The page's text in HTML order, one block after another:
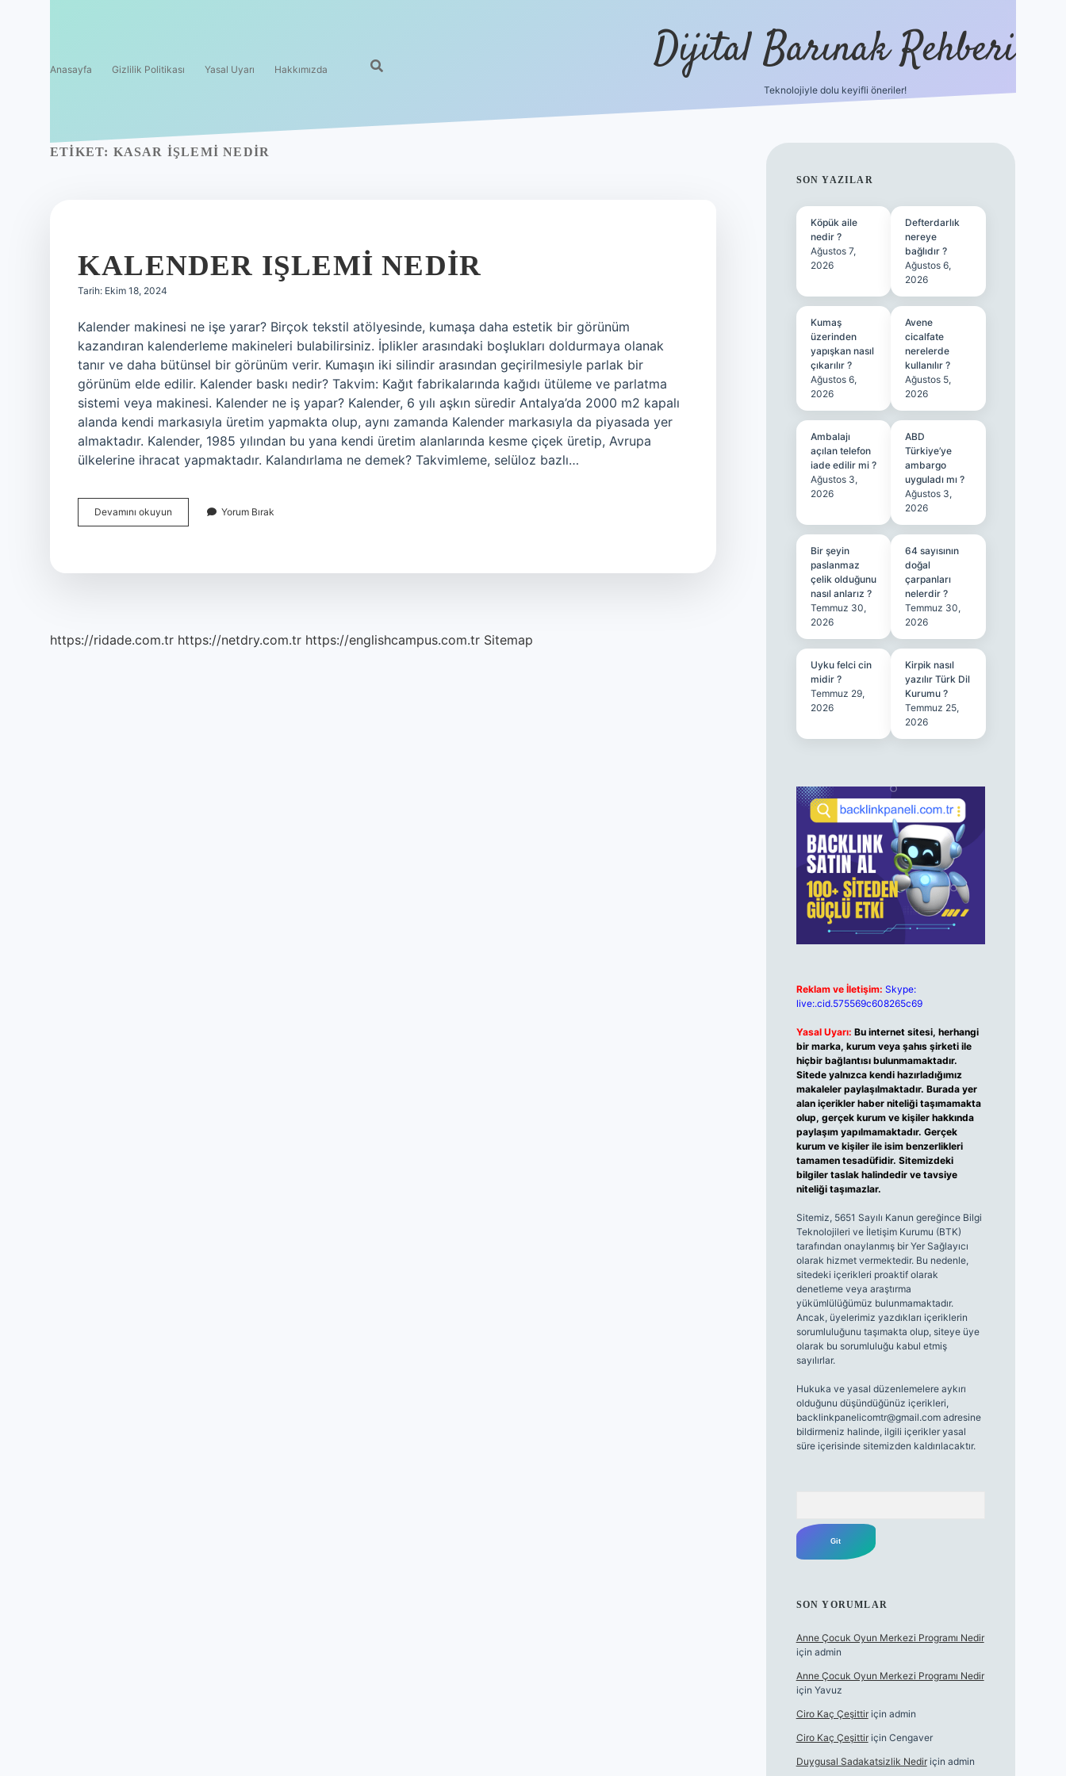
Anasayfa Gizlilik Politikası Yasal Uyarı Hakkımızda Dijital Barınak Rehberi
Teknolojiyle dolu keyifli öneriler!
ETIKET: KASAR IŞLEMI NEDIR
KALENDER IŞLEMI NEDIR
Tarih: Ekim 18, 2024
Kalender makinesi ne işe yarar? Birçok tekstil atölyesinde, kumaşa daha estetik bir görünüm
kazandıran kalenderleme makineleri bulabilirsiniz. İplikler arasındaki boşlukları doldurmaya olanak
tanır ve daha bütünsel bir görünüm verir. Kumaşın iki silindir arasından geçirilmesiyle parlak bir
görünüm elde edilir. Kalender baskı nedir? Takvim: Kağıt fabrikalarında kağıdı ütüleme ve parlatma
sistemi veya makinesi. Kalender ne iş yapar? Kalender, 6 yılı aşkın süredir Antalya’da 2000 m2 kapalı
alanda kendi markasıyla üretim yapmakta olup, aynı zamanda Kalender markasıyla da piyasada yer
almaktadır. Kalender, 1985 yılından bu yana kendi üretim alanlarında kesme çiçek üretip, Avrupa
ülkelerine ihracat yapmaktadır. Kalandırlama ne demek? Takvimleme, selüloz bazlı…
Devamını okuyun Kalender
Işlemi
Yorum Bırak
https://ridade.com.tr https://netdry.com.tr https://englishcampus.com.tr Sitemap
SIDEBAR
SON YAZILAR
Köpük aile
nedir ?
Ağustos 7,
2026
Defterdarlık
nereye
bağlıdır ?
Ağustos 6,
2026
Kumaş
üzerinden
yapışkan nasıl
çıkarılır ?
Ağustos 6,
2026
Avene
cicalfate
nerelerde
kullanılır ?
Ağustos 5,
2026
Ambalajı
açılan telefon
iade edilir mi ?
Ağustos 3,
2026
ABD
Türkiye’ye
ambargo
uyguladı mı ?
Ağustos 3,
2026
Bir şeyin
paslanmaz
çelik olduğunu
nasıl anlarız ?
Temmuz 30,
2026
64 sayısının
doğal
çarpanları
nelerdir ?
Temmuz 30,
2026
Uyku felci cin
midir ?
Temmuz 29,
2026
Kirpik nasıl
yazılır Türk Dil
Kurumu ?
Temmuz 25,
2026
Reklam ve İletişim: Skype:
live:.cid.575569c608265c69
Yasal Uyarı: Bu internet sitesi, herhangi
bir marka, kurum veya şahıs şirketi ile
hiçbir bağlantısı bulunmamaktadır.
Sitede yalnızca kendi hazırladığımız
makaleler paylaşılmaktadır. Burada yer
alan içerikler haber niteliği taşımamakta
olup, gerçek kurum ve kişiler hakkında
paylaşım yapılmamaktadır. Gerçek
kurum ve kişiler ile isim benzerlikleri
tamamen tesadüfidir. Sitemizdeki
bilgiler taslak halindedir ve tavsiye
niteliği taşımazlar.
Sitemiz, 5651 Sayılı Kanun gereğince Bilgi
Teknolojileri ve İletişim Kurumu (BTK)
tarafından onaylanmış bir Yer Sağlayıcı
olarak hizmet vermektedir. Bu nedenle,
sitedeki içerikleri proaktif olarak
denetleme veya araştırma
yükümlülüğümüz bulunmamaktadır.
Ancak, üyelerimiz yazdıkları içeriklerin
sorumluluğunu taşımakta olup, siteye üye
olarak bu sorumluluğu kabul etmiş
sayılırlar.
Hukuka ve yasal düzenlemelere aykırı
olduğunu düşündüğünüz içerikleri,
backlinkpanelicomtr@gmail.comadresine
bildirmeniz halinde, ilgili içerikler yasal
süre içerisinde sitemizden kaldırılacaktır.
SON YORUMLAR
Anne Çocuk Oyun Merkezi Programı Nedir
için admin
Anne Çocuk Oyun Merkezi Programı Nedir
için Yavuz
Ciro Kaç Çeşittiriçin admin
Ciro Kaç Çeşittiriçin Cengaver
Duygusal Sadakatsizlik Nediriçin admin
hiltonbet güncel